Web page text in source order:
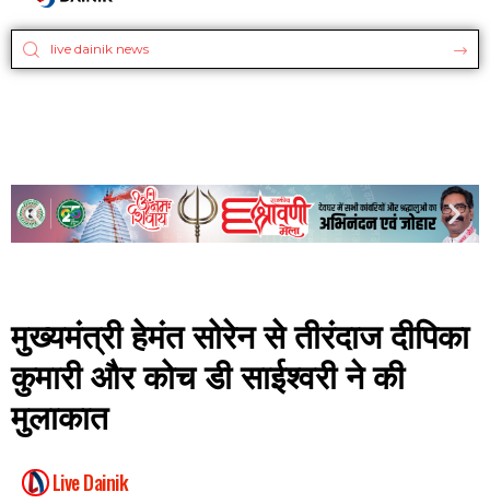
मुख्यमंत्री हेमंत सोरेन से तीरंदाज दीपिका
कुमारी और कोच डी साईश्वरी ने की
मुलाकात
Live Dainik